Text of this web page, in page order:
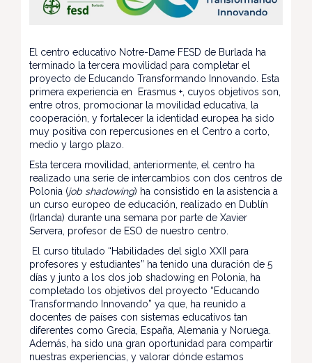
El centro educativo Notre-Dame FESD de Burlada ha
terminado la tercera movilidad para completar el
proyecto de Educando Transformando Innovando. Esta
primera experiencia en Erasmus +, cuyos objetivos son,
entre otros, promocionar la movilidad educativa, la
cooperación, y fortalecer la identidad europea ha sido
muy positiva con repercusiones en el Centro a corto,
medio y largo plazo.
Esta tercera movilidad, anteriormente, el centro ha
realizado una serie de intercambios con dos centros de
Polonia (job shadowing) ha consistido en la asistencia a
un curso europeo de educación, realizado en Dublín
(Irlanda) durante una semana por parte de Xavier
Servera, profesor de ESO de nuestro centro.
El curso titulado “Habilidades del siglo XXII para
profesores y estudiantes” ha tenido una duración de 5
días y junto a los dos job shadowing en Polonia, ha
completado los objetivos del proyecto “Educando
Transformando Innovando” ya que, ha reunido a
docentes de países con sistemas educativos tan
diferentes como Grecia, España, Alemania y Noruega.
Además, ha sido una gran oportunidad para compartir
nuestras experiencias, y valorar dónde estamos